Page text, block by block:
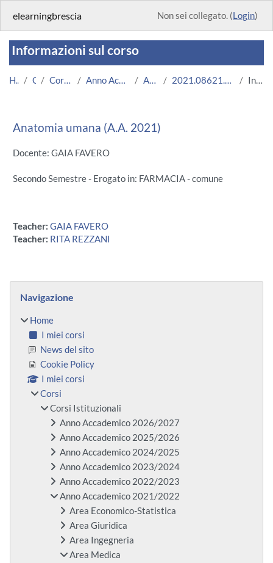
elearningbrescia Non sei collegato. (Login)
Informazioni sul corso
Home Corsi Corsi Istituzionali Anno Accademico 2021/2022 Area Medica 2021.08621.2019.99.A004474.N0_5831 Introduzione
Anatomia umana (A.A. 2021)
Docente: GAIA FAVERO
Secondo Semestre - Erogato in: FARMACIA - comune
Teacher: GAIA FAVERO
Teacher: RITA REZZANI
Blocchi
Navigazione
Home
I miei corsi
News del sito
Cookie Policy
I miei corsi
Corsi
Corsi Istituzionali
Anno Accademico 2026/2027
Anno Accademico 2025/2026
Anno Accademico 2024/2025
Anno Accademico 2023/2024
Anno Accademico 2022/2023
Anno Accademico 2021/2022
Area Economico-Statistica
Area Giuridica
Area Ingegneria
Area Medica